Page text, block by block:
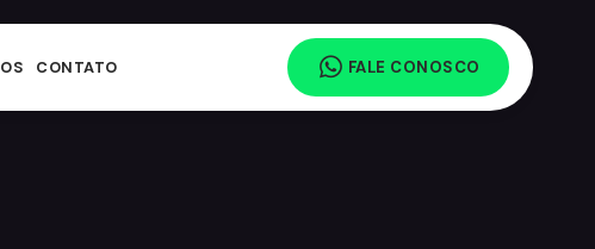
CONTATO FALE CONOSCO